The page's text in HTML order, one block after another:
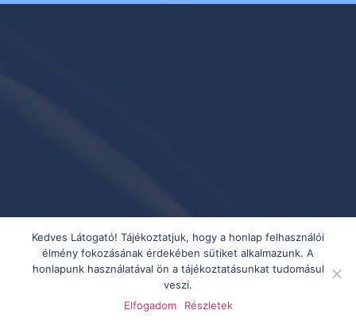
Kedves Látogató! Tájékoztatjuk, hogy a honlap felhasználói
élmény fokozásának érdekében sütiket alkalmazunk. A
honlapunk használatával ön a tájékoztatásunkat tudomásul
veszi.
Elfogadom
Részletek